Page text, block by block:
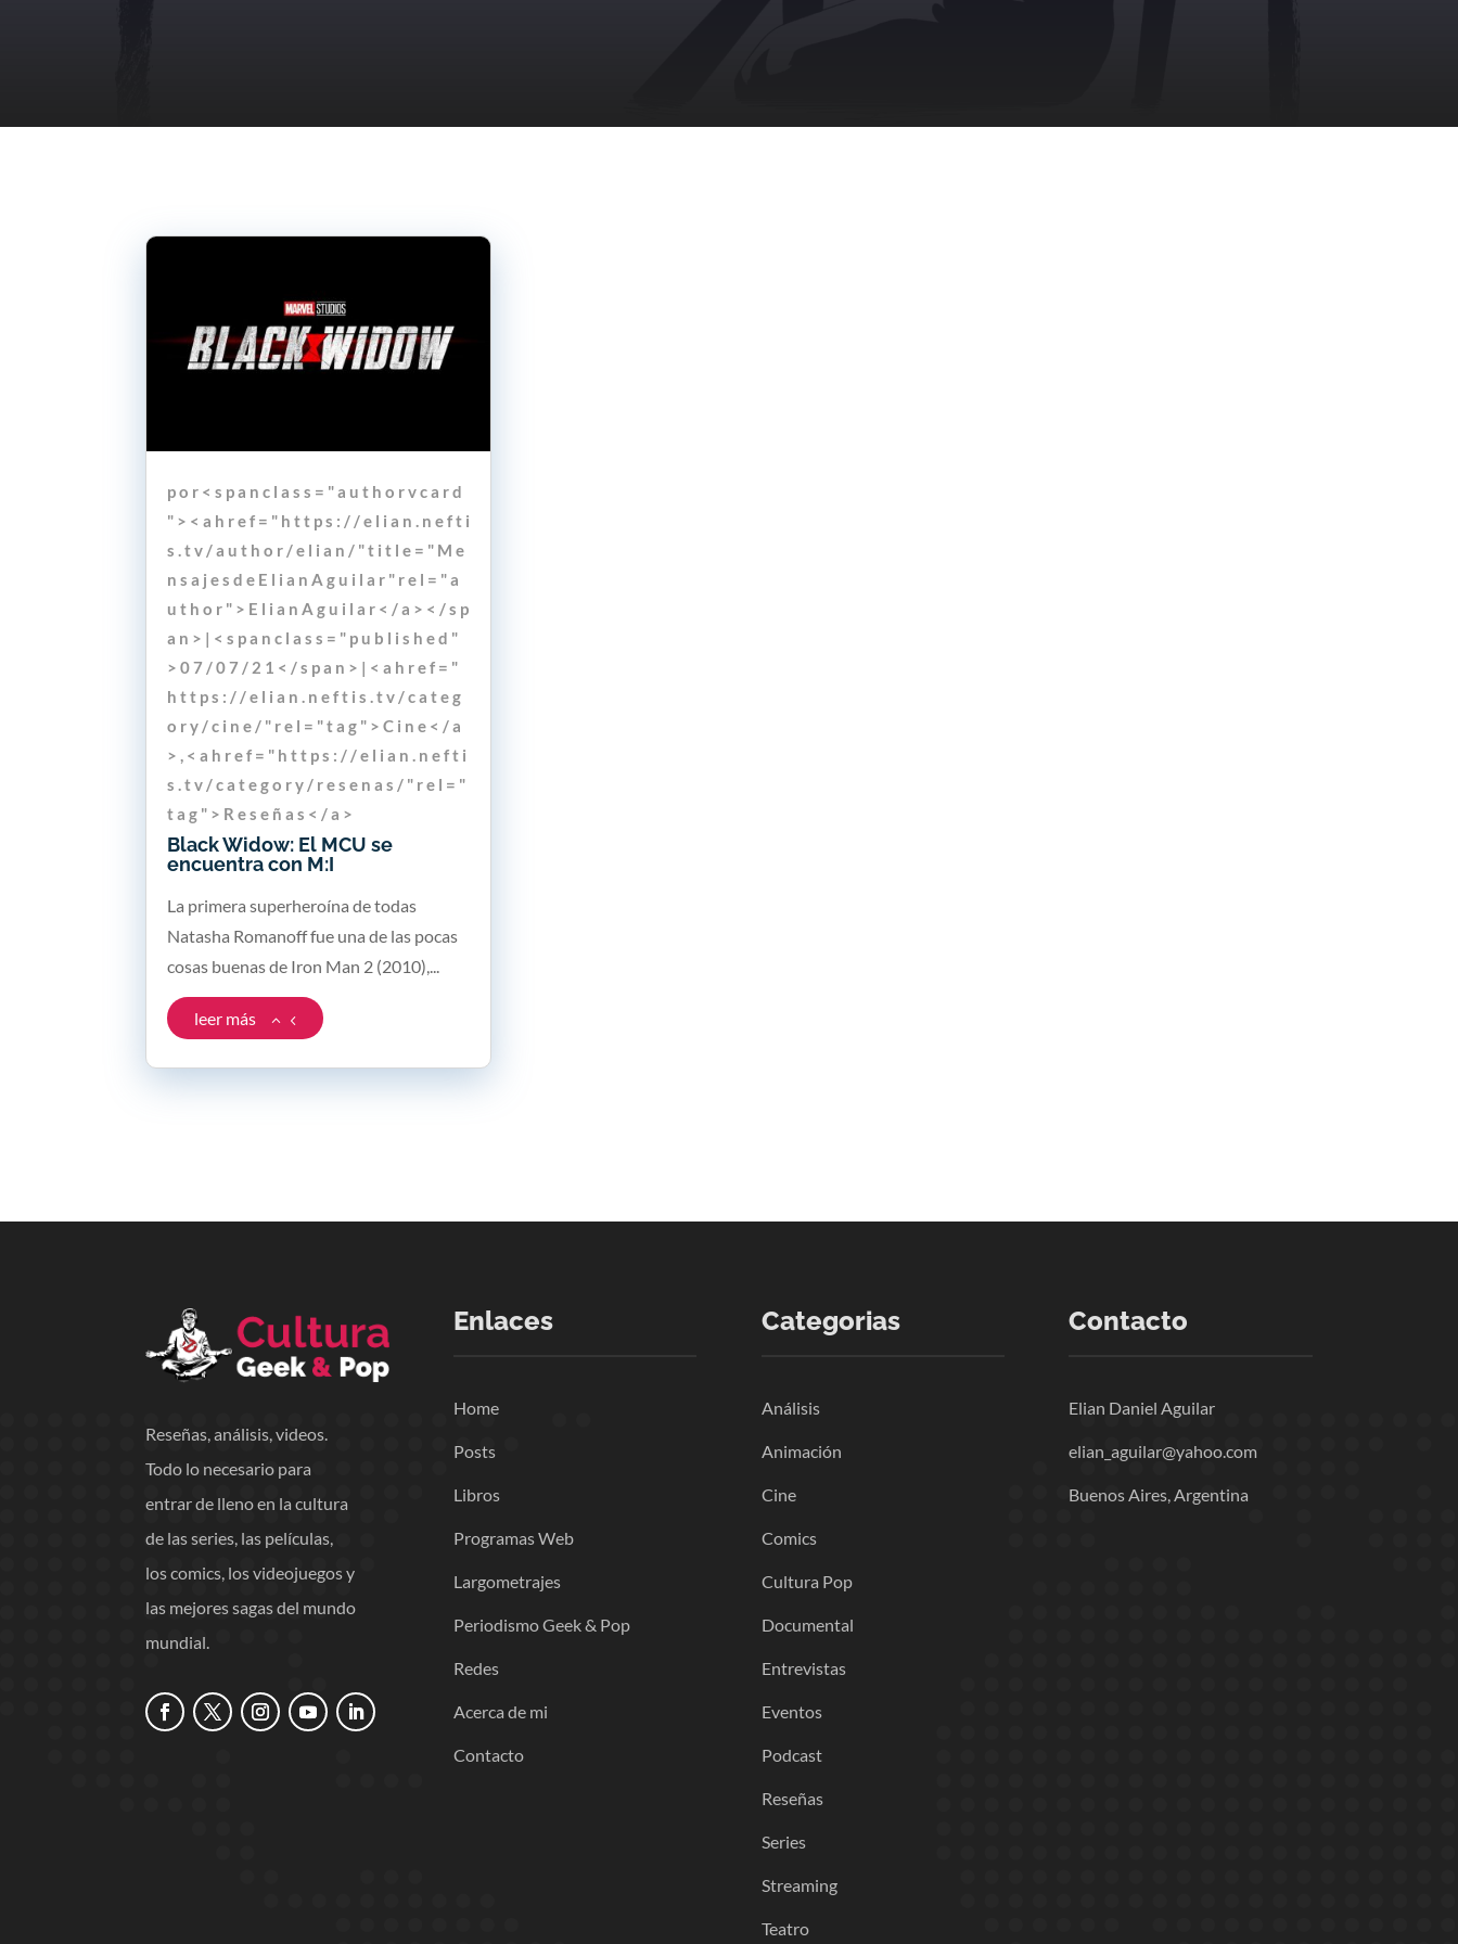
Black Widow: El MCU se
encuentra con M:I
p o r < s p a n c l a s s = " a u t h o r v c a r d
" > < a h r e f = " h t t p s : / / e l i a n . n e f t i
s . t v / a u t h o r / e l i a n / " t i t l e = " M e
n s a j e s d e E l i a n A g u i l a r " r e l = " a
u t h o r " > E l i a n A g u i l a r < / a > < / s p
a n > | < s p a n c l a s s = " p u b l i s h e d "
> 0 7 / 0 7 / 2 1 < / s p a n > | < a h r e f = "
h t t p s : / / e l i a n . n e f t i s . t v / c a t e g
o r y / c i n e / " r e l = " t a g " > C i n e < / a
> , < a h r e f = " h t t p s : / / e l i a n . n e f t i
s . t v / c a t e g o r y / r e s e n a s / " r e l = "
t a g " > R e s e ñ a s < / a >
La primera superheroína de todas
Natasha Romanoff fue una de las pocas
cosas buenas de Iron Man 2 (2010),...
leer más
Reseñas, análisis, videos.
Todo lo necesario para
entrar de lleno en la cultura
de las series, las películas,
los comics, los videojuegos y
las mejores sagas del mundo
mundial.
Enlaces
Home
Posts
Libros
Programas Web
Largometrajes
Periodismo Geek & Pop
Redes
Acerca de mi
Contacto
Categorias
Análisis
Animación
Cine
Comics
Cultura Pop
Documental
Entrevistas
Eventos
Podcast
Reseñas
Series
Streaming
Teatro
Contacto
Elian Daniel Aguilar
elian_aguilar@yahoo.com
Buenos Aires, Argentina